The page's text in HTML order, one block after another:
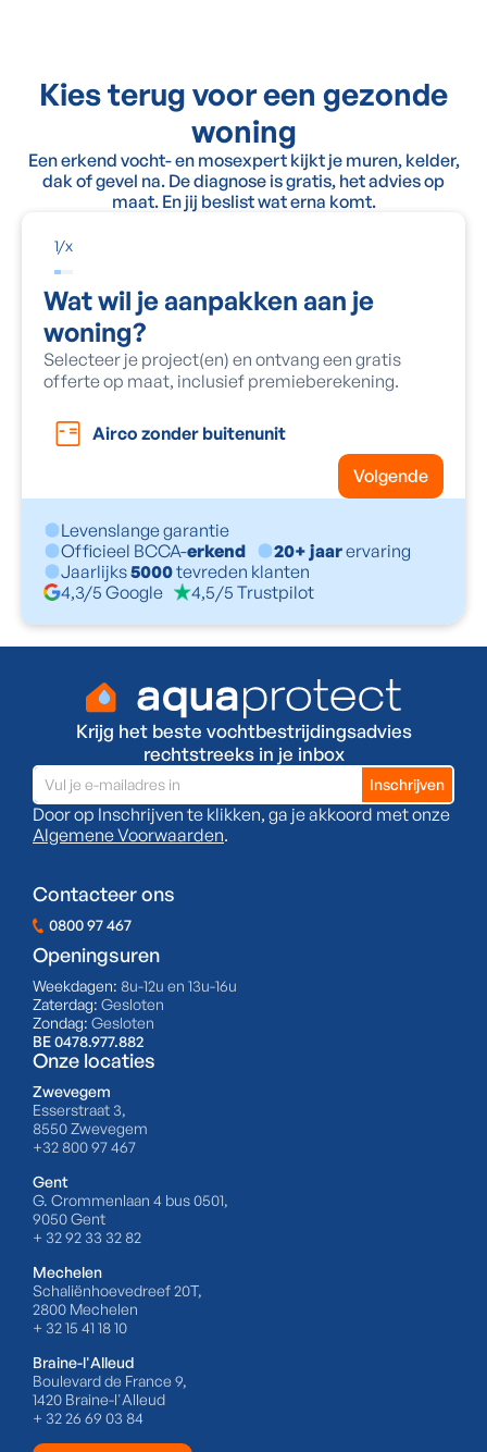
Kies terug voor een gezonde
woning
Een erkend vocht- en mosexpert kijkt je muren, kelder,
dak of gevel na. De diagnose is gratis, het advies op
maat. En jij beslist wat erna komt.
1/x
Wat wil je aanpakken aan je
woning?
Selecteer je project(en) en ontvang een gratis
offerte op maat, inclusief premieberekening.
Airco zonder buitenunit
Volgende
Levenslange garantie
Officieel BCCA-erkend 20+ jaarervaring
Jaarlijks5000tevreden klanten
4,3/5 Google
4,5/5 Trustpilot
Krijg het beste vochtbestrijdingsadvies
rechtstreeks in je inbox
Door op Inschrijven te klikken, ga je akkoord met onze
Algemene Voorwaarden.
Contacteer ons
0800 97 467
Openingsuren
Weekdagen: 8u-12u en 13u-16u
Zaterdag: Gesloten
Zondag: Gesloten
BE 0478.977.882
Onze locaties
Zwevegem
Esserstraat 3,
8550 Zwevegem
+32 800 97 467
Gent
G. Crommenlaan 4 bus 0501,
9050 Gent
+ 32 92 33 32 82
Mechelen
Schaliënhoevedreef 20T,
2800 Mechelen
+ 32 15 41 18 10
Braine-l'Alleud
Boulevard de France 9,
1420 Braine-l'Alleud
+ 32 26 69 03 84